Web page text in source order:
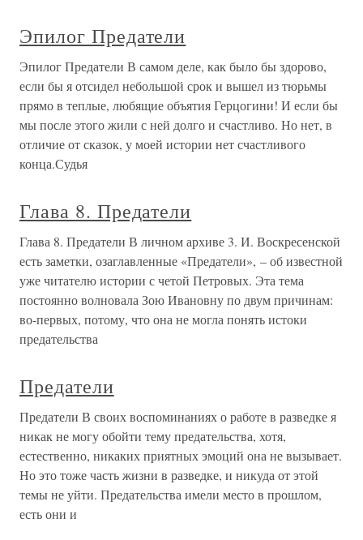
Эпилог Предатели
Эпилог Предатели В самом деле, как было бы здорово,
если бы я отсидел небольшой срок и вышел из тюрьмы
прямо в теплые, любящие объятия Герцогини! И если бы
мы после этого жили с ней долго и счастливо. Но нет, в
отличие от сказок, у моей истории нет счастливого
конца.Судья
Глава 8. Предатели
Глава 8. Предатели В личном архиве 3. И. Воскресенской
есть заметки, озаглавленные «Предатели», – об известной
уже читателю истории с четой Петровых. Эта тема
постоянно волновала Зою Ивановну по двум причинам:
во-первых, потому, что она не могла понять истоки
предательства
Предатели
Предатели В своих воспоминаниях о работе в разведке я
никак не могу обойти тему предательства, хотя,
естественно, никаких приятных эмоций она не вызывает.
Но это тоже часть жизни в разведке, и никуда от этой
темы не уйти. Предательства имели место в прошлом,
есть они и